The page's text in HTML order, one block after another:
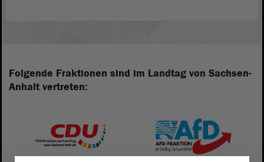
Folgende Fraktionen sind im Landtag von Sachsen-
Anhalt vertreten: